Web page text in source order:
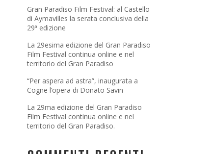
Gran Paradiso Film Festival: al Castello
di Aymavilles la serata conclusiva della
29ª edizione
La 29esima edizione del Gran Paradiso
Film Festival continua online e nel
territorio del Gran Paradiso
“Per aspera ad astra”, inaugurata a
Cogne l’opera di Donato Savin
La 29ma edizione del Gran Paradiso
Film Festival continua online e nel
territorio del Gran Paradiso.